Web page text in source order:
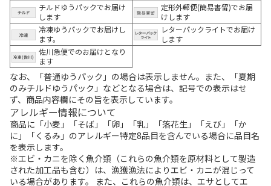
チルドゆうパックでお届け
します
定形外郵便(簡易書留)でお届
けします
冷凍ゆうパックでお届けし
ます。
レターパックライトでお届け
します
佐川急便でのお届けとなり
ます
なお、「普通ゆうパック」の場合は表示しません。また、「夏期
のみチルドゆうパック」などとなる場合は、記号での表示はせ
ず、商品内容欄にその旨を表示しています。
アレルギー情報について
商品に「小麦」「そば」「卵」「乳」「落花生」「えび」「か
に」「くるみ」のアレルギー特定8品目を含んでいる場合に品目名
を表示します。
※エビ・カニを除く魚介類（これらの魚介類を原材料として製造
された加工品も含む）は、漁獲漁法によりエビ・カニが混じって
いる場合があります。 また、これらの魚介類は、エサとしてエ